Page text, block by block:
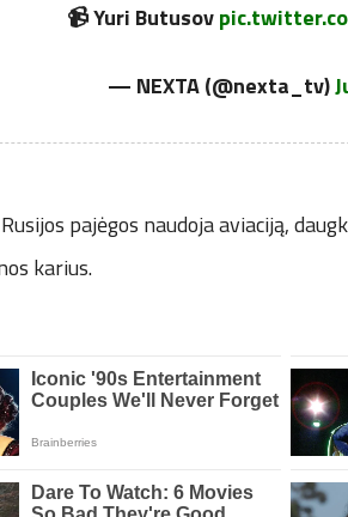
📹 Yuri Butusov
— NEXTA (@nexta_tv)
pajėgos naudoja aviaciją,
karius.